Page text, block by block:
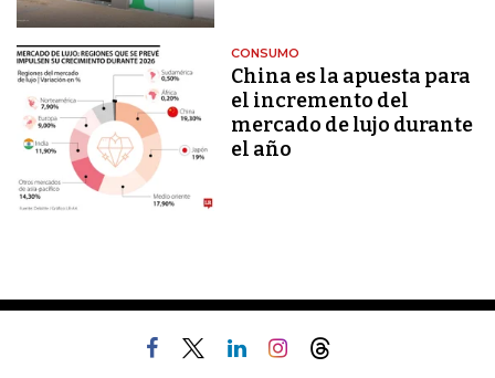
CONSUMO
China es la apuesta para
el incremento del
mercado de lujo durante
el año